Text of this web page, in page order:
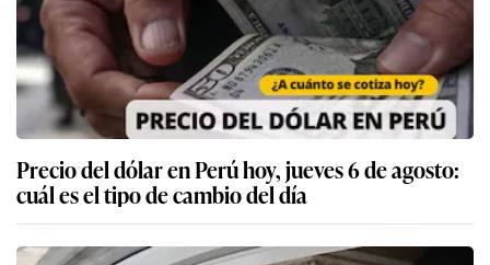
Precio del dólar en Perú hoy, jueves 6 de agosto:
cuál es el tipo de cambio del día